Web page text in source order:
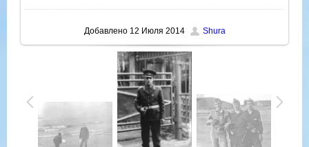
Добавлено12 Июля 2014 Shura